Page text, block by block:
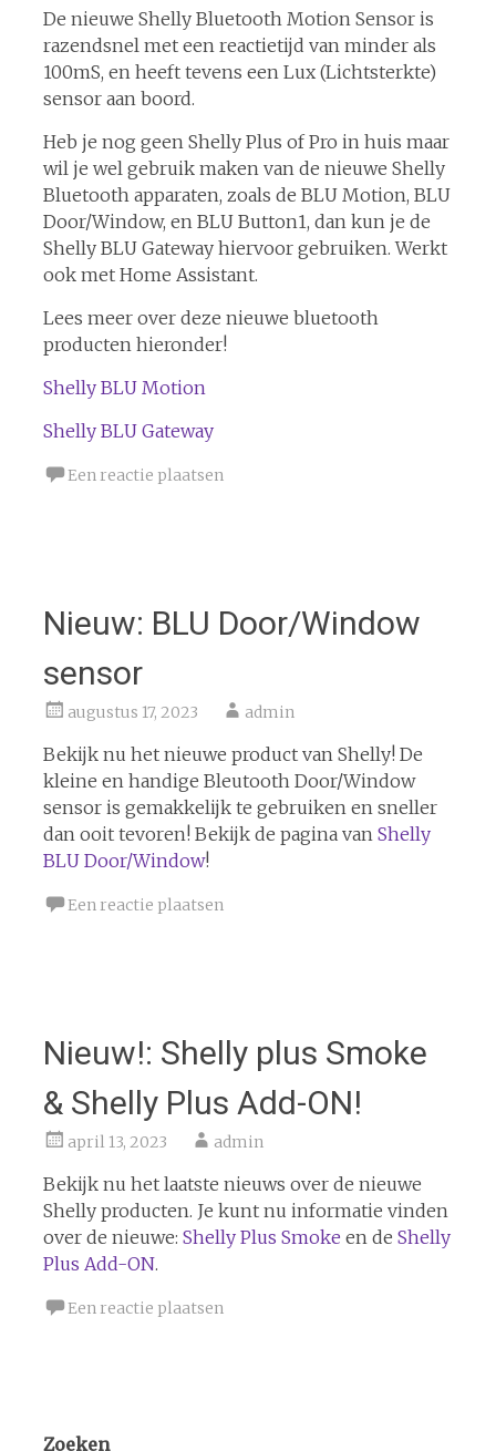
De nieuwe Shelly Bluetooth Motion Sensor is
razendsnel met een reactietijd van minder als
100mS, en heeft tevens een Lux (Lichtsterkte)
sensor aan boord.
Heb je nog geen Shelly Plus of Pro in huis maar
wil je wel gebruik maken van de nieuwe Shelly
Bluetooth apparaten, zoals de BLU Motion, BLU
Door/Window, en BLU Button1, dan kun je de
Shelly BLU Gateway hiervoor gebruiken. Werkt
ook met Home Assistant.
Lees meer over deze nieuwe bluetooth
producten hieronder!
Shelly BLU Motion
Shelly BLU Gateway
Een reactie plaatsen
Nieuw: BLU Door/Window
sensor
augustus 17, 2023 admin
Bekijk nu het nieuwe product van Shelly! De
kleine en handige Bleutooth Door/Window
sensor is gemakkelijk te gebruiken en sneller
dan ooit tevoren! Bekijk de pagina van Shelly
BLU Door/Window!
Een reactie plaatsen
Nieuw!: Shelly plus Smoke
& Shelly Plus Add-ON!
april 13, 2023 admin
Bekijk nu het laatste nieuws over de nieuwe
Shelly producten. Je kunt nu informatie vinden
over de nieuwe: Shelly Plus Smoke en de Shelly
Plus Add-ON.
Een reactie plaatsen
Zoeken